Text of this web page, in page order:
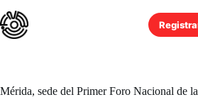
al
contenido
Mérida, sede del Primer Foro Nacional de